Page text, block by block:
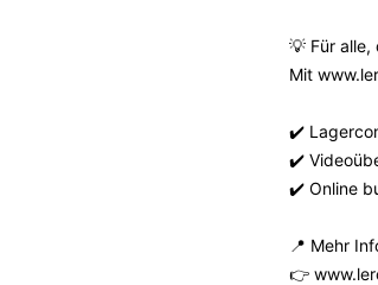
💡 Für
Mit
✔️
✔️
✔️ Online
📍 Mehr
👉